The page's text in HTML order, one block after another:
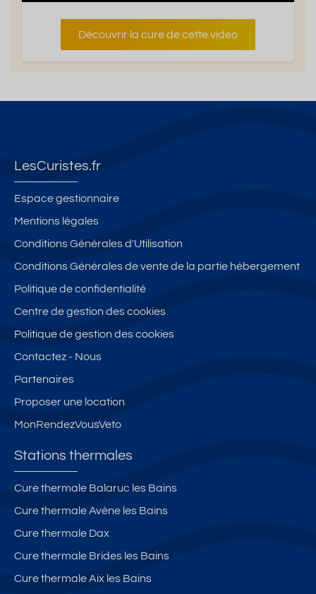
Découvrir la cure de cette video
LesCuristes.fr
Espace gestionnaire
Mentions légales
Conditions Générales d'Utilisation
Conditions Générales de vente de la partie hébergement
Politique de confidentialité
Centre de gestion des cookies
Politique de gestion des cookies
Contactez - Nous
Partenaires
Proposer une location
MonRendezVousVeto
Stations thermales
Cure thermale Balaruc les Bains
Cure thermale Avène les Bains
Cure thermale Dax
Cure thermale Brides les Bains
Cure thermale Aix les Bains